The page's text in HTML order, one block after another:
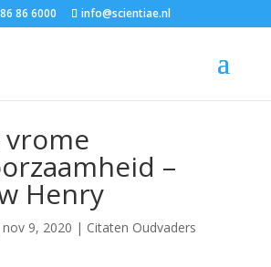
86 6000 info@scientiae.nl
vrome
–
Henry
nov 9, 2020 | Citaten Oudvaders